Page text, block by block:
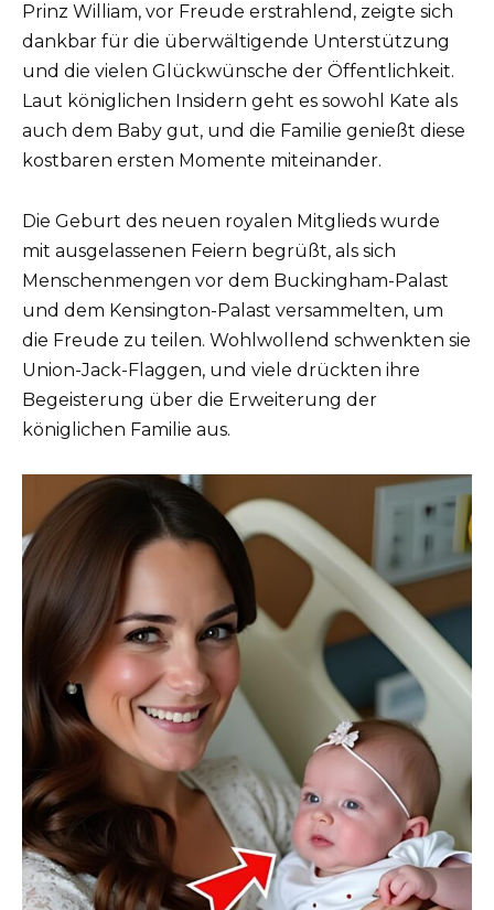
Prinz William, vor Freude erstrahlend, zeigte sich
dankbar für die überwältigende Unterstützung
und die vielen Glückwünsche der Öffentlichkeit.
Laut königlichen Insidern geht es sowohl Kate als
auch dem Baby gut, und die Familie genießt diese
kostbaren ersten Momente miteinander.
Die Geburt des neuen royalen Mitglieds wurde
mit ausgelassenen Feiern begrüßt, als sich
Menschenmengen vor dem Buckingham-Palast
und dem Kensington-Palast versammelten, um
die Freude zu teilen. Wohlwollend schwenkten sie
Union-Jack-Flaggen, und viele drückten ihre
Begeisterung über die Erweiterung der
königlichen Familie aus.